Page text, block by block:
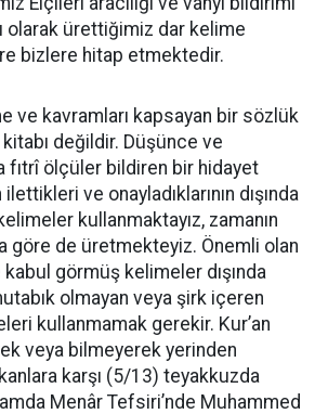
olarak ürettiğimiz dar kelime
bizlere hitap etmektedir.
ve kavramları kapsayan bir sözlük
değildir. Düşünce ve
fıtrî ölçüler bildiren bir hidayet
ilettikleri ve onayladıklarının dışında
kullanmaktayız, zamanın
göre de üretmekteyiz. Önemli olan
görmüş kelimeler dışında
olmayan veya şirk içeren
kullanmamak gerekir. Kur’an
veya bilmeyerek yerinden
karşı (5/13) teyakkuzda
Menâr Tefsiri’nde Muhammed